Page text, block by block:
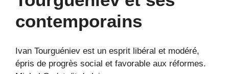
contemporains
Ivan Tourguéniev est un esprit libéral et modéré,
épris de progrès social et favorable aux réformes.